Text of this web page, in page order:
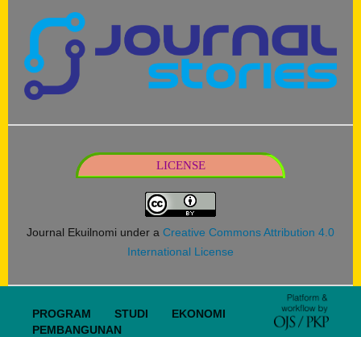
LICENSE
Journal Ekuilnomi under a Creative Commons Attribution 4.0
International License
PROGRAM STUDI EKONOMI
PEMBANGUNAN